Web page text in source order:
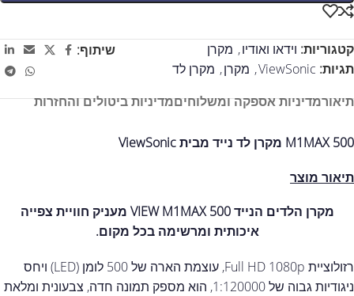
קטגוריות: וידאו ואודיו, מקרן
תגיות: ViewSonic
, מקרן, מקרן לד
שיתוף:
תיאורמדיניות אספקה ומשלוחיםמדיניות ביטולים והחזרות
M1MAX 500 מקרן לד נייד מבית ViewSonic
תיאור מוצר
מקרן הלדים הנייד VIEW M1MAX 500 מעניק חוויית צפייה
איכותית ומרשימה בכל מקום.
רזולוציית Full HD ‎1080p‎, עוצמת הארה של ‎500‎ לומן (LED) ויחס
ניגודיות גבוה של ‎1:120000‎, הוא מספק תמונה חדה, צבעונית ומלאת